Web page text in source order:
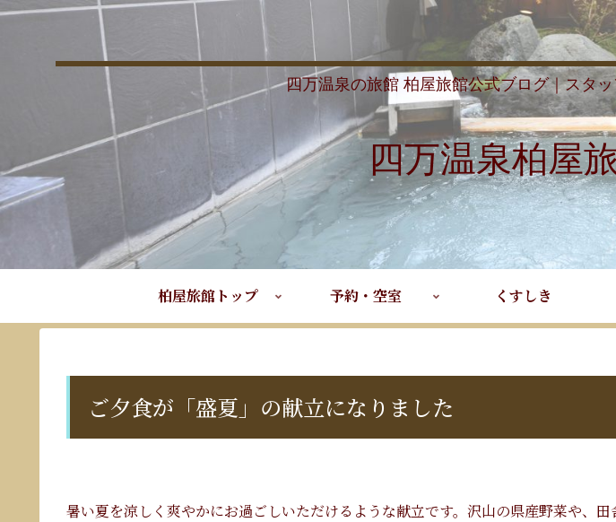
四万温泉の旅館 柏屋旅館公式ブログ｜スタ
四万温泉柏屋
柏屋旅館トップ 予約・空室 くすしき
ご夕食が「盛夏」の献立になりました
暑い夏を涼しく爽やかにお過ごしいただけるような献立です。沢山の県産野菜や、